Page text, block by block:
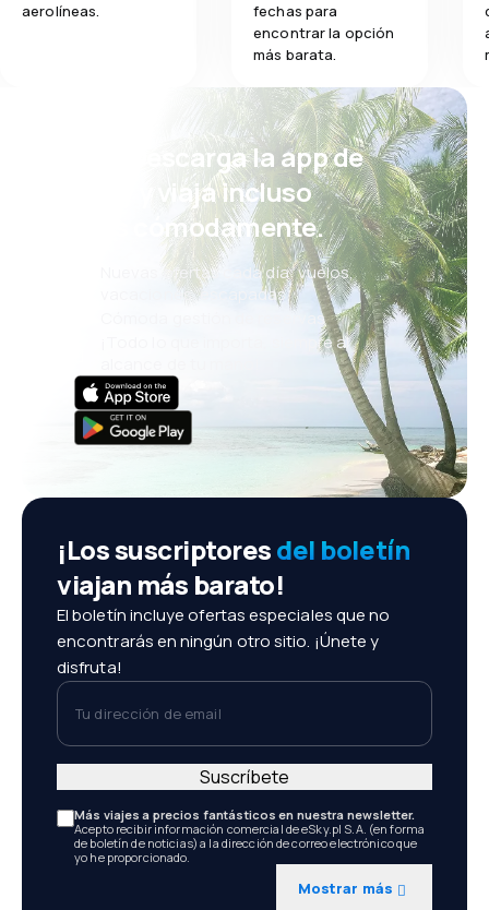
aerolíneas.
fechas para
encontrar la opción
más barata.
¡Eh! Descarga la app de
eSky y viaja incluso
más cómodamente.
Nuevas ofertas cada día: vuelos,
vacaciones, escapadas
Cómoda gestión de reservas
¡Todo lo que importa, siempre al
¡Los suscriptoresdel boletín
viajan más barato!
El boletín incluye ofertas especiales que no
encontrarás en ningún otro sitio. ¡Únete y
disfruta!
Tu dirección de email
Más viajes a precios fantásticos en nuestra newsletter.
Acepto recibir información comercial de eSky.pl S.A. (en forma
de boletín de noticias) a la dirección de correo electrónico que
yo he proporcionado.
Mostrar más
Suscríbete